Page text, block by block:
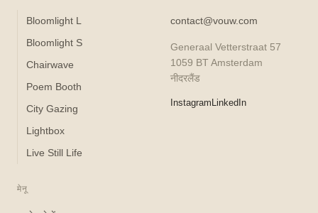
Bloomlight L
Bloomlight S
Chairwave
Poem Booth
City Gazing
Lightbox
Live Still Life
मेनू
contact@vouw.com
Generaal Vetterstraat 57
1059 BT Amsterdam
नीदरलैंड
Instagram LinkedIn